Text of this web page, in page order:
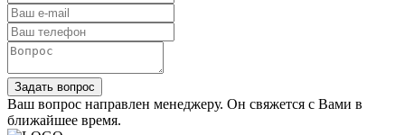
Задать вопрос
Ваш вопрос направлен менеджеру. Он свяжется с Вами в
ближайшее время.